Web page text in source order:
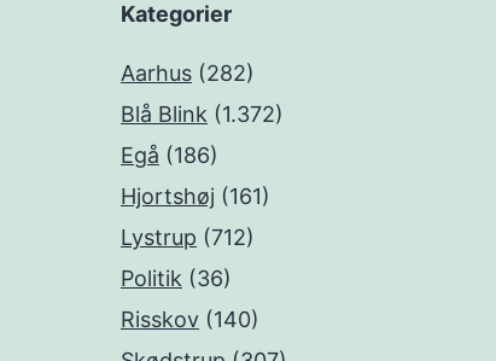
Kategorier
Aarhus (282)
Blå Blink (1.372)
Egå (186)
Hjortshøj (161)
Lystrup (712)
Politik (36)
Risskov (140)